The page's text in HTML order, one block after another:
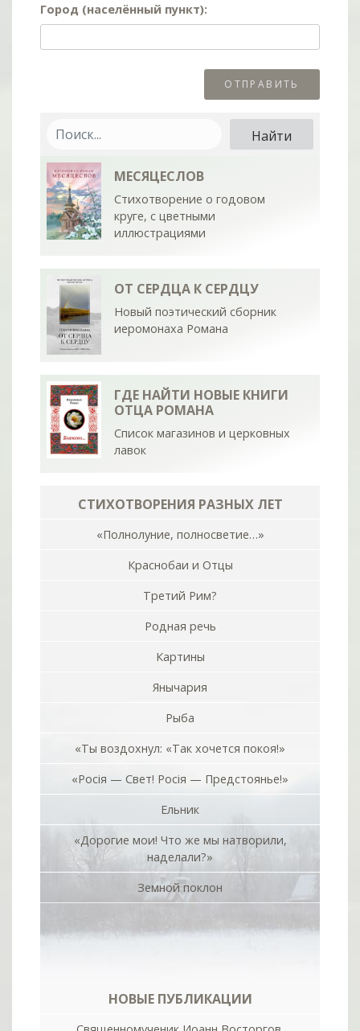
Город (населённый пункт):
МЕСЯЦЕСЛОВ
Стихотворение о годовом
круге, с цветными
иллюстрациями
ОТ СЕРДЦА К СЕРДЦУ
Новый поэтический сборник
иеромонаха Романа
ГДЕ НАЙТИ НОВЫЕ КНИГИ
ОТЦА РОМАНА
Список магазинов и церковных
лавок
СТИХОТВОРЕНИЯ РАЗНЫХ ЛЕТ
«Полнолуние, полносветие…»
Краснобаи и Отцы
Третий Рим?
Родная речь
Картины
Янычария
Рыба
«Ты воздохнул: «Так хочется покоя!»
«Росiя — Свет! Росiя — Предстоянье!»
Ельник
«Дорогие мои! Что же мы натворили,
наделали?»
Земной поклон
НОВЫЕ ПУБЛИКАЦИИ